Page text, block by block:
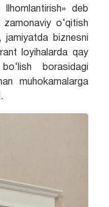
deb
zamonaviy o‘qitish
jamiyatda biznesni
loyihalarda qay
borasidagi
muhokamalarga